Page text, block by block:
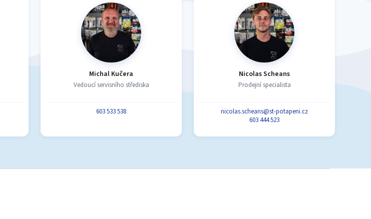
Michal Kučera
Vedoucí servisního střediska
603 533 538
Nicolas Scheans
Prodejní specialista
nicolas.scheans@st-potapeni.cz
603 444 523